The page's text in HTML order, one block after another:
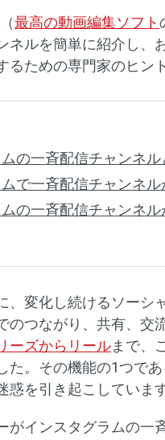
最高の動画編集ソフト
ネルを簡単に紹介し、
るための専門家のヒン
の一斉配信チャンネル
で一斉配信チャンネ
の一斉配信チャンネ
、変化し続けるソーシ
のつながり、共有、交
ーズからリールまで、
た。その機能の1つで
惑を引き起こしています
がインスタグラムの一